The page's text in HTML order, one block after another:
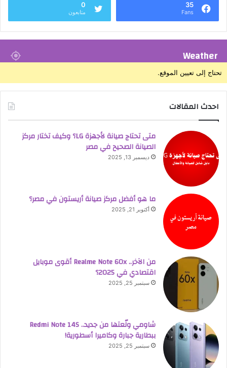
35
Fans
0
متابعون
Weather
تحتاج إلى تعيين الموقع.
احدث المقالات
متى تحتاج صيانة لأجهزة LG؟ وكيف تختار مركز
الصيانة الصحيح في مصر
ديسمبر 13, 2025
ما هو أفضل مركز صيانة أريستون في مصر؟
أكتوبر 21, 2025
من الآخر.. Realme Note 60x أقوى موبايل
اقتصادي في 2025؟
سبتمبر 25, 2025
شاومي ولّعتها من جديد.. Redmi Note 14S
ببطارية جبارة وكاميرا أسطورية!
سبتمبر 25, 2025